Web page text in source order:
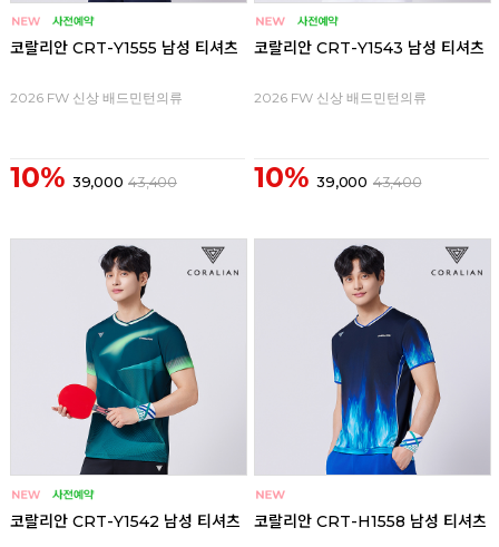
코랄리안 CRT-Y1555 남성 티셔츠
2026 FW 신상 배드민턴의류
10% 39,000 43,400
코랄리안 CRT-Y1543 남성 티셔츠
2026 FW 신상 배드민턴의류
10% 39,000 43,400
코랄리안 CRT-Y1542 남성 티셔츠 코랄리안 CRT-H1558 남성 티셔츠